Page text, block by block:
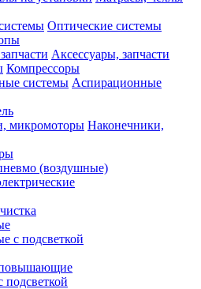
Оптические системы
Аксессуары, запчасти
Компрессоры
Аспирационные
Наконечники,
(воздушные)
с подсветкой
подсветкой